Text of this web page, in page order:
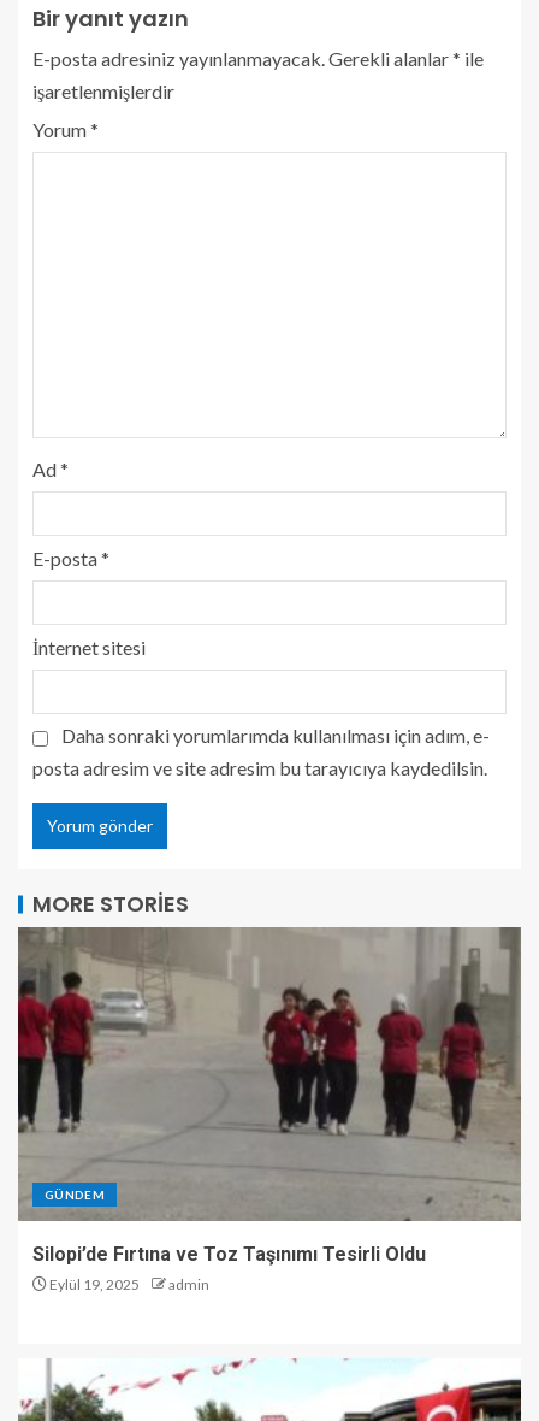
Bir yanıt yazın
E-posta adresiniz yayınlanmayacak.Gerekli alanlar* ile
işaretlenmişlerdir
Yorum*
Ad*
E-posta*
İnternet sitesi
Daha sonraki yorumlarımda kullanılması için adım, e-
posta adresim ve site adresim bu tarayıcıya kaydedilsin.
MORE STORIES
GÜNDEM
Silopi’de Fırtına ve Toz Taşınımı Tesirli Oldu
Eylül 19, 2025 admin